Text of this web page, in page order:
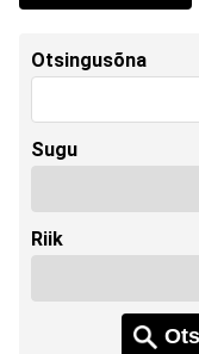
Otsingusõna
Sugu
Riik